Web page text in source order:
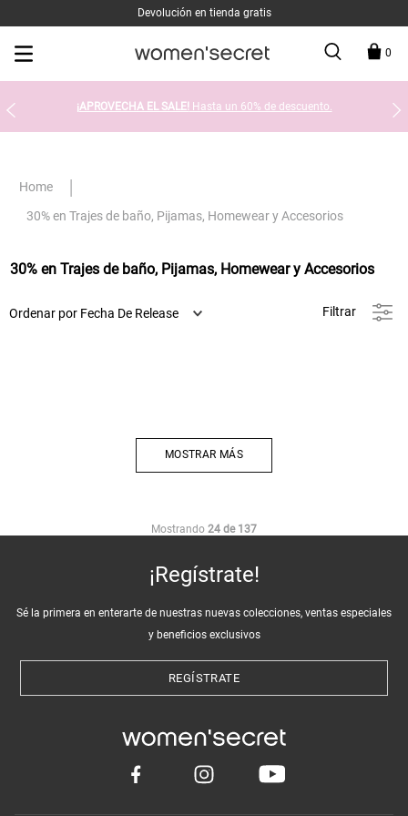
Devolución en tienda gratis
0
¡APROVECHA EL SALE! Hasta un 60% de descuento.
30% en Trajes de baño, Pijamas, Homewear y Accesorios
30% en Trajes de baño, Pijamas, Homewear y Accesorios
Ordenar por Fecha De Release Filtrar
MOSTRAR MÁS
Mostrando 24 de 137
¡Regístrate!
Sé la primera en enterarte de nuestras nuevas colecciones, ventas especiales
y beneficios exclusivos
REGÍSTRATE